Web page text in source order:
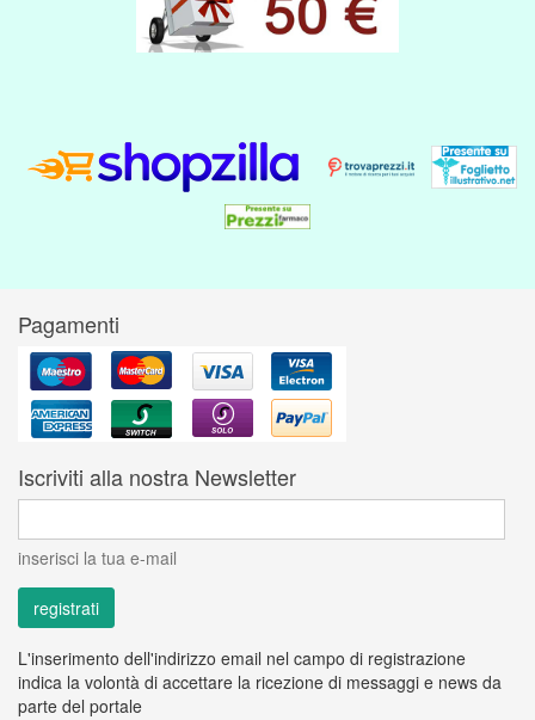
Pagamenti
Iscriviti alla nostra Newsletter
inserisci la tua e-mail
L'inserimento dell'indirizzo email nel campo di registrazione
indica la volontà di accettare la ricezione di messaggi e news da
parte del portale